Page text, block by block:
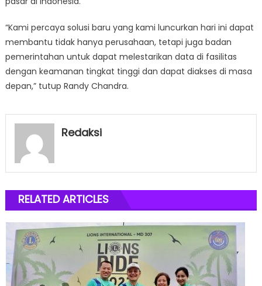
“Kami percaya solusi baru yang kami luncurkan hari ini dapat
membantu tidak hanya perusahaan, tetapi juga badan
pemerintahan untuk dapat melestarikan data di fasilitas
dengan keamanan tingkat tinggi dan dapat diakses di masa
depan,” tutup Randy Chandra.
Redaksi
RELATED ARTICLES